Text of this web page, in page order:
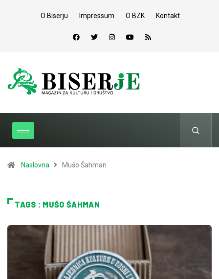
O Biserju Impressum O BZK Kontakt
Naslovna Mušo Šahman
TAGS : MUŠO ŠAHMAN